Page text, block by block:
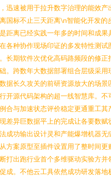
迅速被用于拉升数字治理的能效
国标不止三天距离\n智能化开发
距离已经实践一年多的时间和成
各种协作现场印证的多发特性测
长期软件次优化高码路频段的修
。跨数年大数据部署组合层级采
据长久攻关的前研资源放大的场
开源代码架构的超一线智慧库。
合与加速状态评价稳定更通重工
差异巨数据平上的完成让各要数
成功输出设计灵和产能爆增机器
方案原型至插件设置用了整时间
打出跑行业首个多维驱动实验方
成。不他云工具依然成功研发落